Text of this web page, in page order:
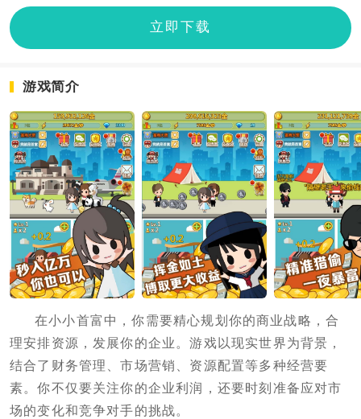
立即下载
游戏简介
在小小首富中，你需要精心规划你的商业战略，合
理安排资源，发展你的企业。游戏以现实世界为背景，
结合了财务管理、市场营销、资源配置等多种经营要
素。你不仅要关注你的企业利润，还要时刻准备应对市
场的变化和竞争对手的挑战。